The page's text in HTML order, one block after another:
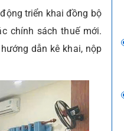
triển khai đồng bộ
chính sách thuế mới.
dẫn kê khai, nộp